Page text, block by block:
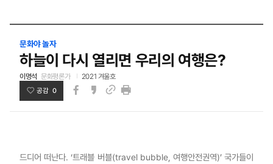
문화야 놀자
하늘이 다시 열리면 우리의 여행은?
이명석 문화평론가
2021 겨울호
공감 0
드디어 떠난다. ‘트래블 버블(travel bubble, 여행안전권역)’ 국가들이